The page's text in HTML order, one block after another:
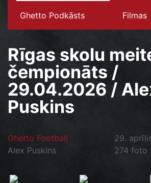
Ghetto Podkāsts Filmas
Rīgas skolu
čempionāts /
29.04.2026 /
Puskins
Ghetto Football
29.
Alex Puskins
274 foto